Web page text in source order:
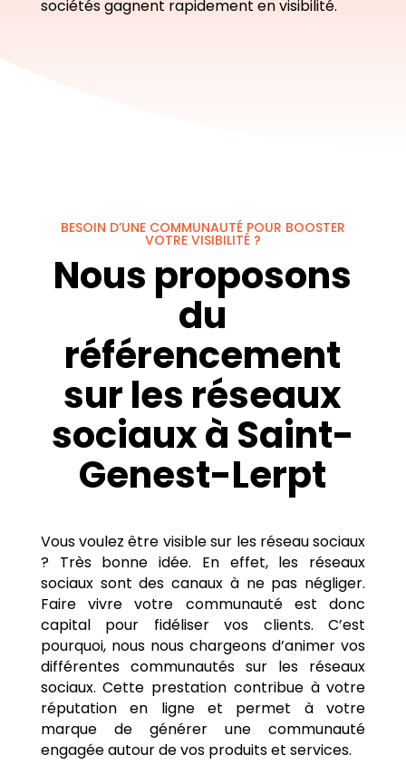
sociétés gagnent rapidement en visibilité.
BESOIN D’UNE COMMUNAUTÉ POUR BOOSTER
VOTRE VISIBILITÉ ?
Nous proposons
du
référencement
sur les réseaux
sociaux à Saint-
Genest-Lerpt
Vous voulez être visible sur les réseau sociaux
? Très bonne idée. En effet, les réseaux
sociaux sont des canaux à ne pas négliger.
Faire vivre votre communauté est donc
capital pour fidéliser vos clients. C’est
pourquoi, nous nous chargeons d’animer vos
différentes communautés sur les réseaux
sociaux. Cette prestation contribue à votre
réputation en ligne et permet à votre
marque de générer une communauté
engagée autour de vos produits et services.